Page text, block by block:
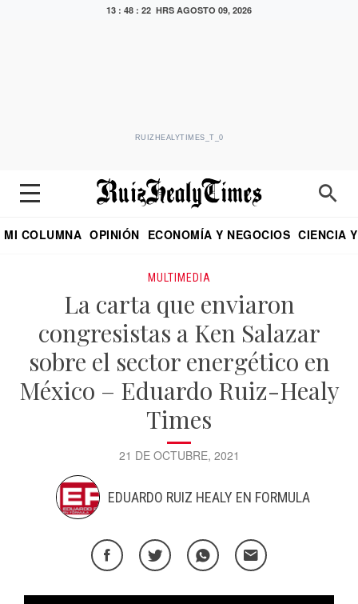
13 : 48 : 22 HRS AGOSTO 09, 2026
RUIZHEALYTIMES_T_0
MI COLUMNA OPINIÓN ECONOMÍA Y NEGOCIOS CIENCIA
MULTIMEDIA
La carta que enviaron
congresistas a Ken Salazar
sobre el sector energético en
México – Eduardo Ruiz-Healy
Times
21 DE OCTUBRE, 2021
EDUARDO RUIZ HEALY EN FORMULA